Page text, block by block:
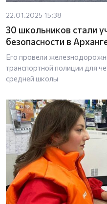
22.01.2025 15:38
30 школьников стали
безопасности в
Его провели
транспортной полиции для
средней школы